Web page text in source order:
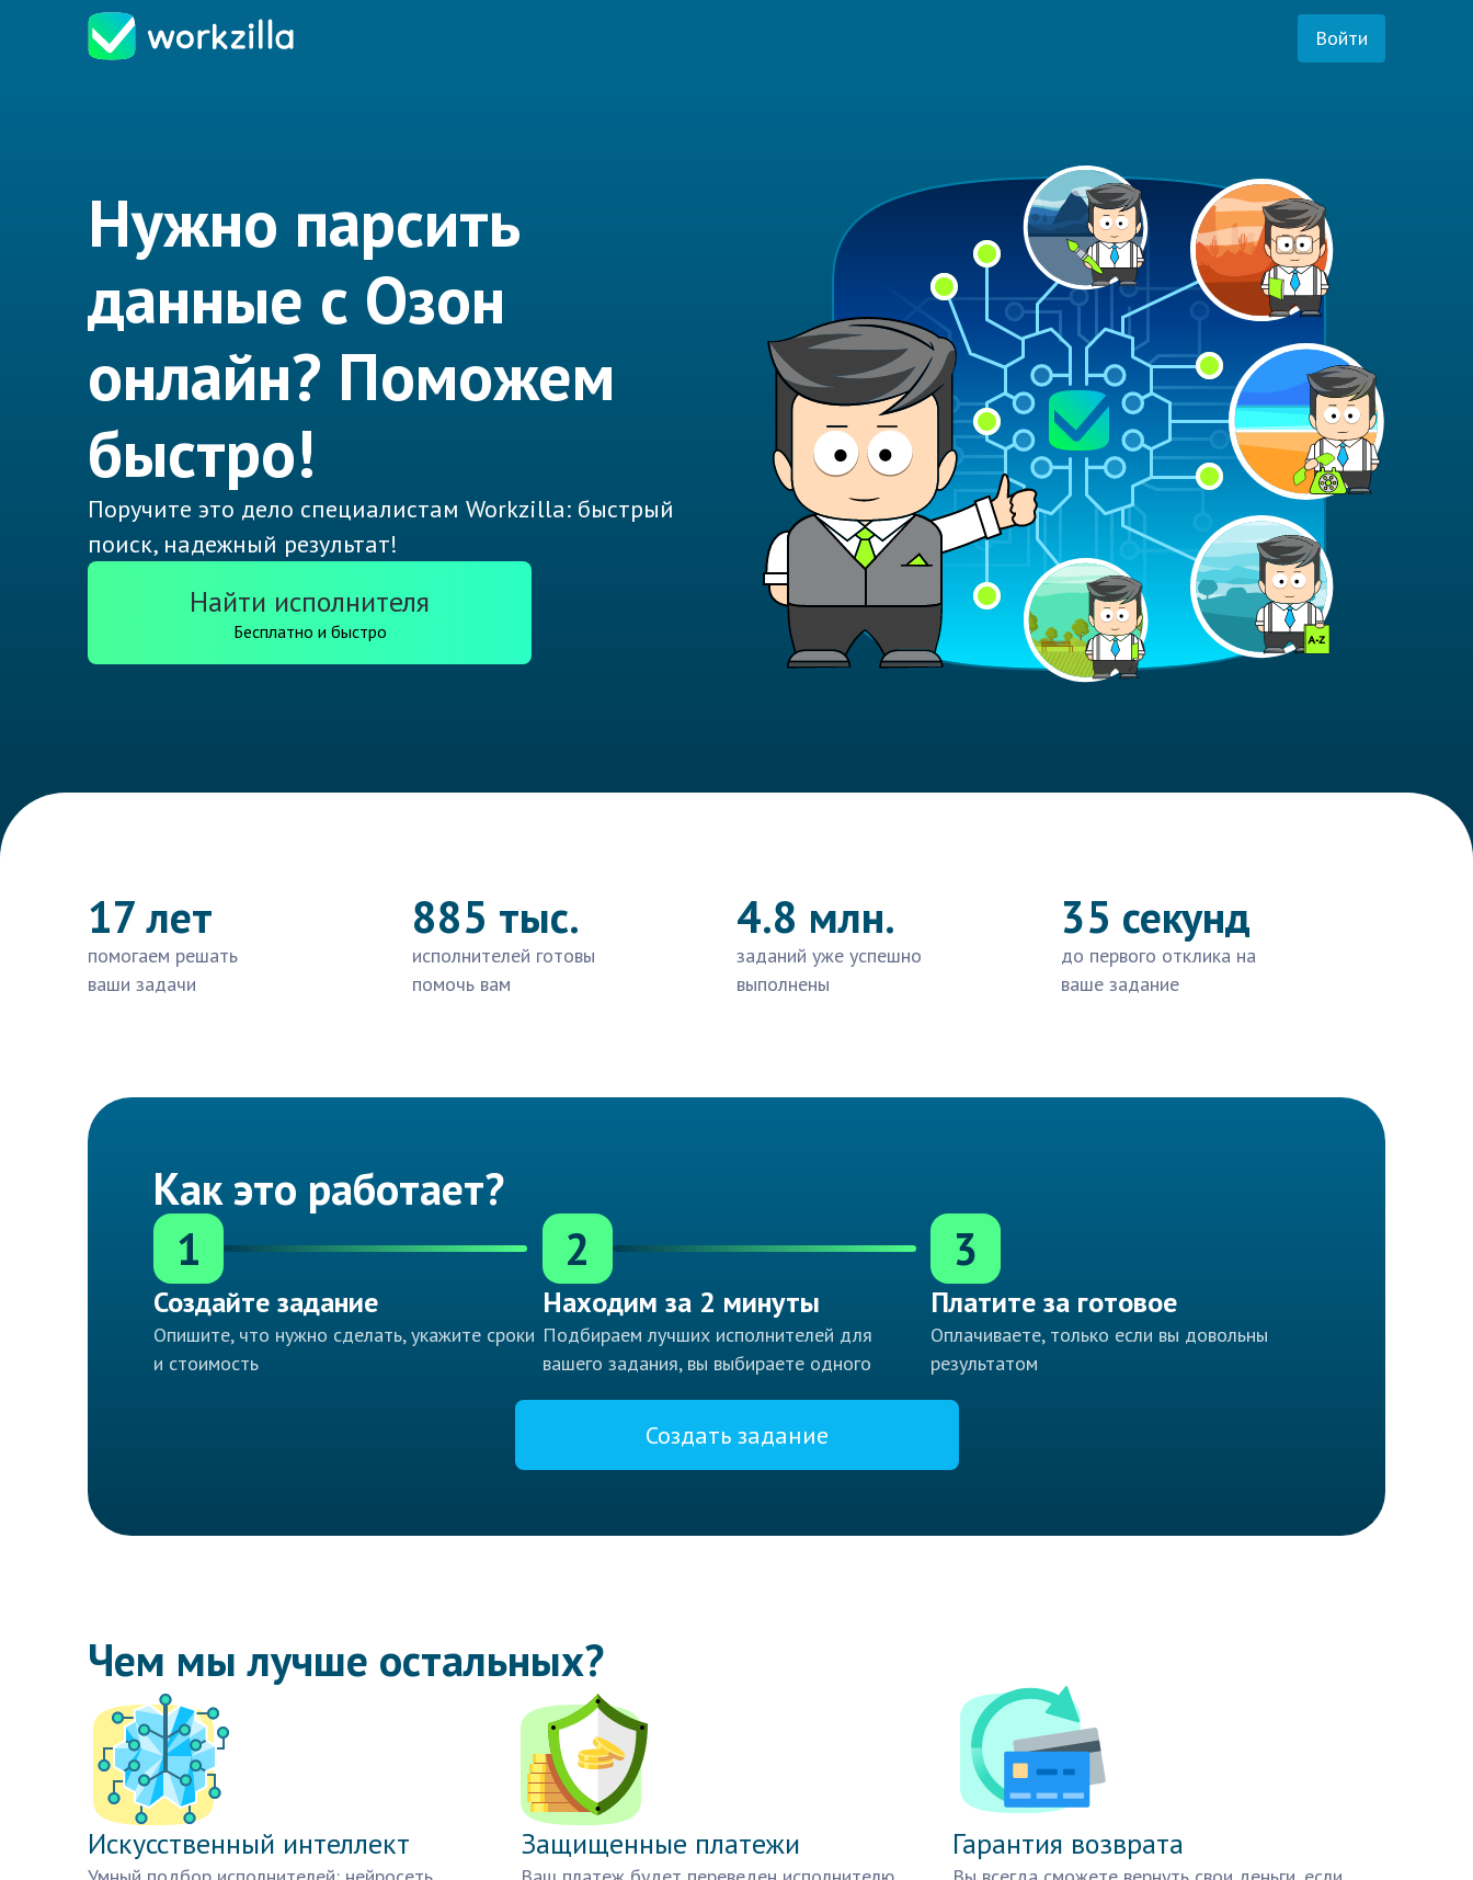
Войти
Нужно парсить
данные с Озон
онлайн? Поможем
быстро!
Поручите это дело специалистам Workzilla: быстрый
поиск, надежный результат!
Найти исполнителя
Бесплатно и быстро
17 лет
помогаем решать
ваши задачи
885 тыс.
исполнителей готовы
помочь вам
4.8 млн.
заданий уже успешно
выполнены
35 секунд
до первого отклика на
ваше задание
Как это работает?
1
Создайте задание
Опишите, что нужно сделать, укажите сроки
и стоимость
2
Находим за 2 минуты
Подбираем лучших исполнителей для
вашего задания, вы выбираете одного
3
Платите за готовое
Оплачиваете, только если вы довольны
результатом
Создать задание
Чем мы лучше остальных?
Искусственный интеллект Защищенные платежи Гарантия возврата